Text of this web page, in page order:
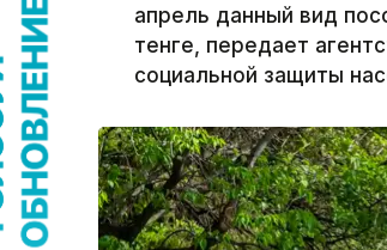
апрель данный вид
тенге, передает
социальной защиты